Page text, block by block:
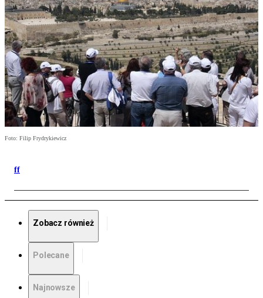
Foto: Filip Frydrykiewicz
ff
Zobacz również
Polecane
Najnowsze